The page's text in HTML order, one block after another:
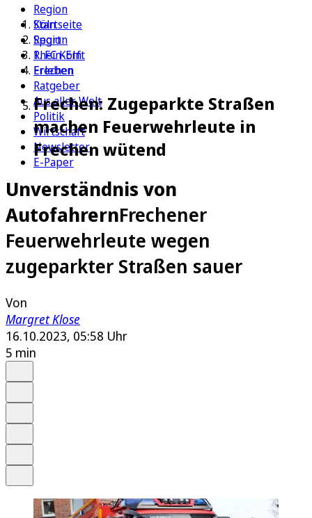
Region
Köln
Sport
1. FC Köln
Erleben
Ratgeber
Aus aller Welt
Politik
Wirtschaft
Newsletter
E-Paper
Startseite
Region
Rhein-Erft
Frechen
Frechen: Zugeparkte Straßen
machen Feuerwehrleute in
Frechen wütend
Unverständnis von
AutofahrernFrechener
Feuerwehrleute wegen
zugeparkter Straßen sauer
Von
Margret Klose
16.10.2023, 05:58 Uhr
5 min